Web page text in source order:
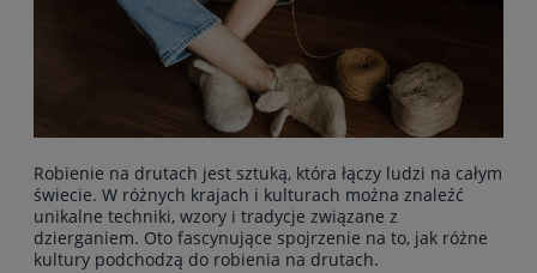
Robienie na drutach jest sztuką, która łączy ludzi na całym
świecie. W różnych krajach i kulturach można znaleźć
unikalne techniki, wzory i tradycje związane z
dzierganiem. Oto fascynujące spojrzenie na to, jak różne
kultury podchodzą do robienia na drutach.